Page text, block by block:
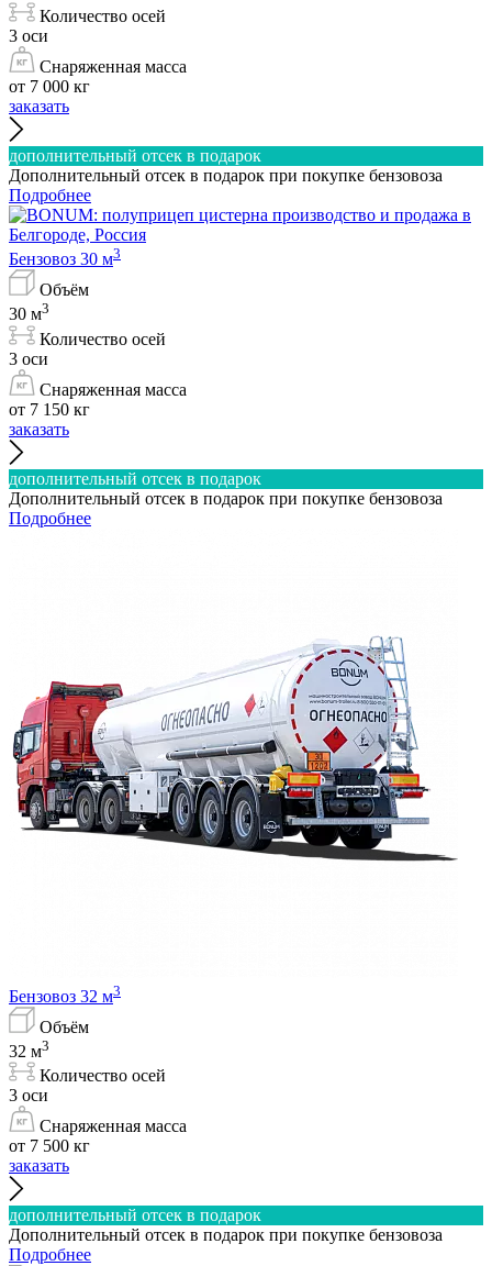
Количество осей
3 оси
Снаряженная масса
от 7 000 кг
заказать
дополнительный отсек в подарок
Дополнительный отсек в подарок при покупке бензовоза
Подробнее
Бензовоз 30 м3
Объём
30 м3
Количество осей
3 оси
Снаряженная масса
от 7 150 кг
заказать
дополнительный отсек в подарок
Дополнительный отсек в подарок при покупке бензовоза
Подробнее
Бензовоз 32 м3
Объём
32 м3
Количество осей
3 оси
Снаряженная масса
от 7 500 кг
заказать
дополнительный отсек в подарок
Дополнительный отсек в подарок при покупке бензовоза
Подробнее